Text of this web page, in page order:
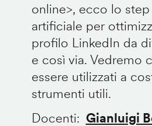
online>, ecco lo
artificiale per
profilo LinkedIn da
e così via. Vedremo
essere utilizzati a
strumenti utili.
Docenti
Gianluigi